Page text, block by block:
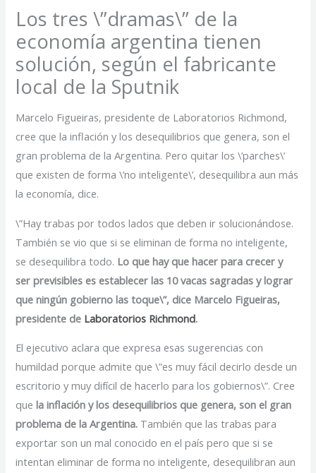
Los tres \”dramas\” de la
economía argentina tienen
solución, según el fabricante
local de la Sputnik
Marcelo Figueiras, presidente de Laboratorios Richmond,
cree que la inflación y los desequilibrios que genera, son el
gran problema de la Argentina. Pero quitar los \’parches\’
que existen de forma \’no inteligente\’, desequilibra aun más
la economía, dice.
\”Hay trabas por todos lados que deben ir solucionándose.
También se vio que si se eliminan de forma no inteligente,
se desequilibra todo. Lo que hay que hacer para crecer y
ser previsibles es establecer las 10 vacas sagradas y lograr
que ningún gobierno las toque\”, dice Marcelo Figueiras,
presidente de Laboratorios Richmond.
El ejecutivo aclara que expresa esas sugerencias con
humildad porque admite que \”es muy fácil decirlo desde un
escritorio y muy difícil de hacerlo para los gobiernos\”. Cree
quela inflación y los desequilibrios que genera, son el gran
problema de la Argentina. También que las trabas para
exportar son un mal conocido en el país pero que si se
intentan eliminar de forma no inteligente, desequilibran aun